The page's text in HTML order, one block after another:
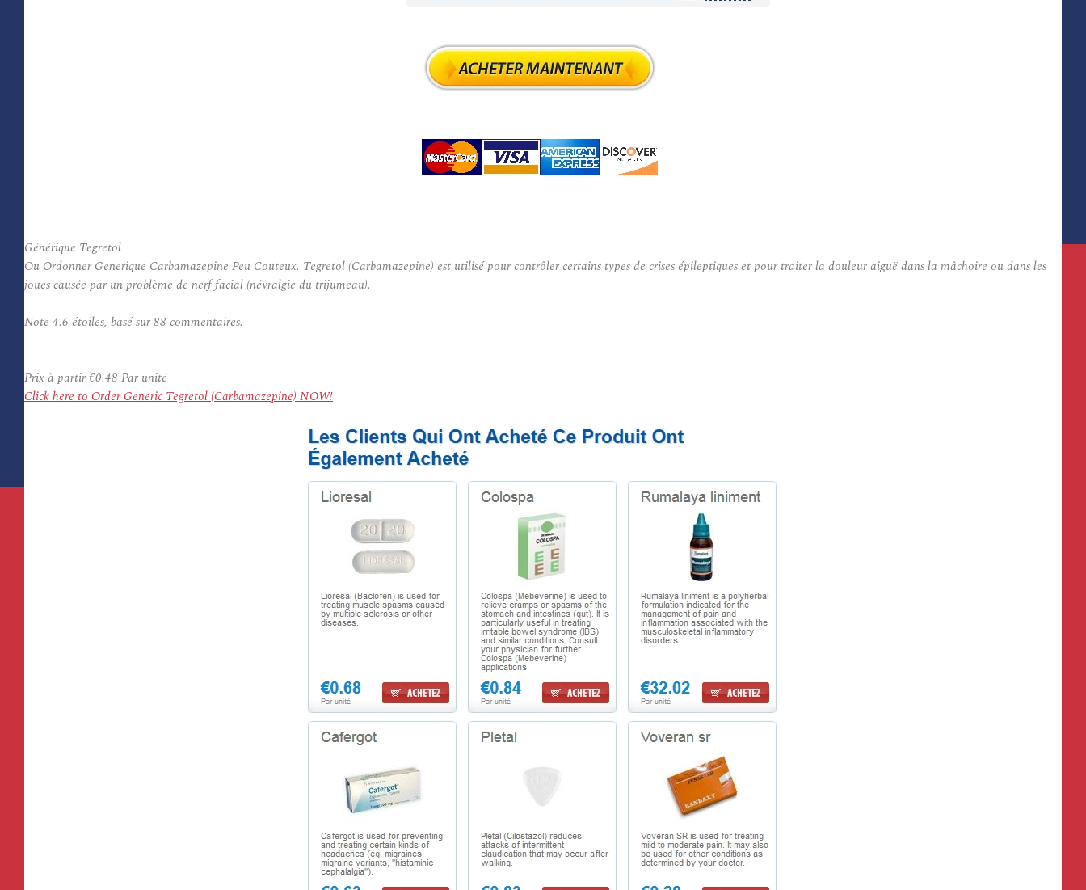
Générique Tegretol
Ou Ordonner Generique Carbamazepine Peu Couteux. Tegretol (Carbamazepine) est utilisé pour contrôler certains types de crises épileptiques et pour traiter la douleur aiguë dans la mâchoire ou dans les
joues causée par un problème de nerf facial (névralgie du trijumeau).
Note 4.6 étoiles, basé sur88 commentaires.
Prix à partir€0.48 Par unité
Click here to Order Generic Tegretol (Carbamazepine) NOW!